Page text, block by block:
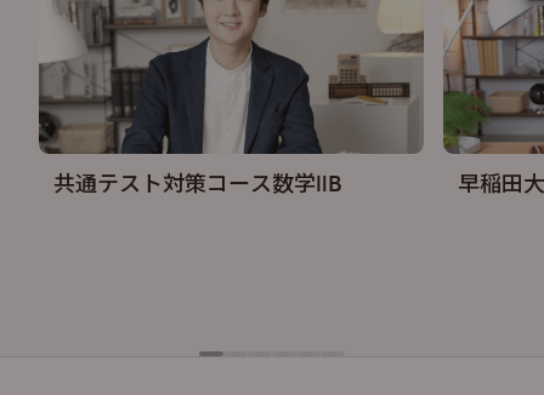
共通テスト対策コース数学ⅡB 早稲田